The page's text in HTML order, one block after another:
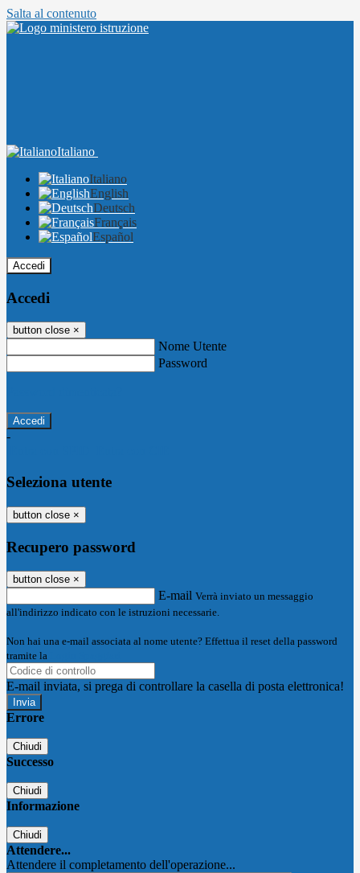
Salta al contenuto
Italiano
Italiano
English
Deutsch
Français
Español
Accedi
Accedi
button close ×
Nome Utente
Password
-
Seleziona utente
button close ×
Recupero password
button close ×
E-mail Verrà inviato un messaggio
all'indirizzo indicato con le istruzioni necessarie.
Non hai una e-mail associata al nome utente? Effettua il reset della password
tramite la
E-mail inviata, si prega di controllare la casella di posta elettronica!
Errore
Chiudi
Successo
Chiudi
Informazione
Chiudi
Attendere...
Attendere il completamento dell'operazione...